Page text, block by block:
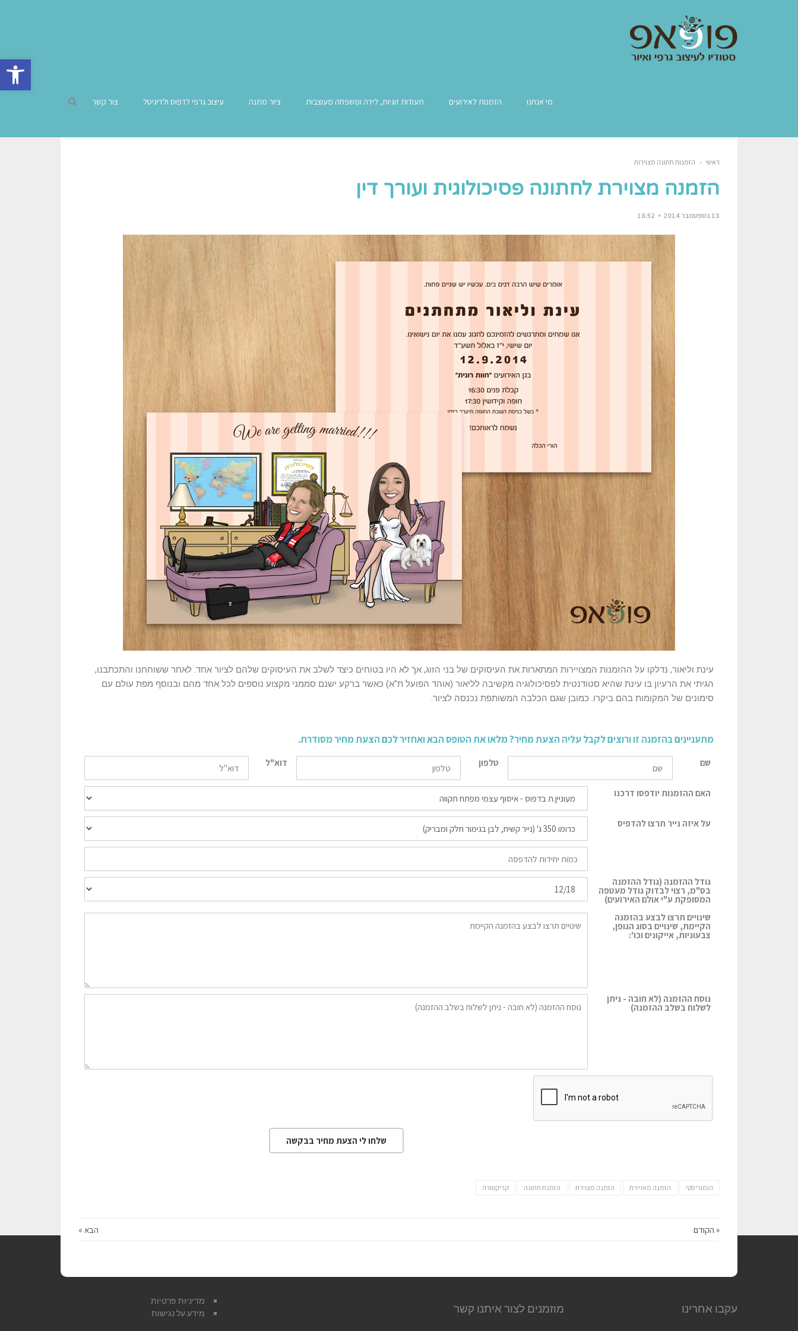
פתח
מי אנחנו הזמנות לאירועים תעודות זוגיות, לידה ומשפחה מעוצבות ציור מתנה עיצוב גרפי לדפוס ולדיגיטל צור קשר
ראשי ‹ הזמנות חתונה מצוירות
הזמנה מצוירת לחתונה פסיכולוגית ועורך דין
13 בספטמבר 2014 18:52
עינת וליאור, נדלקו על ההזמנות המצויירות המתארות את העיסוקים של בני הזוג, אך לא היו בטוחים כיצד לשלב את העיסוקים שלהם לציור אחד. לאחר ששוחחנו והתכתבנו,
הגיתי את הרעיון בו עינת שהיא סטודנטית לפסיכולוגיה מקשיבה לליאור (אוהד הפועל ת"א) כאשר ברקע ישנם סממני מקצוע נוספים לכל אחד מהם ובנוסף מפת עולם עם
סימונים של המקומות בהם ביקרו. כמובן שגם הכלבה המשותפת נכנסה לציור.
מתעניינים בהזמנה זו ורוצים לקבל עליה הצעת מחיר? מלאו את הטופס הבא ואחזיר לכם הצעת מחיר מסודרת.
שם טלפון דוא"ל
האם ההזמנות יודפסו דרכנו
על איזה נייר תרצו להדפיס
גודל ההזמנה (גודל ההזמנה
בס"מ, רצוי לבדוק גודל מעטפה
המסופקת ע"י אולם האירועים)
שינויים תרצו לבצע בהזמנה
הקיימת, שינויים בסוג הגופן,
צבעוניות, אייקונים וכו':
נוסח ההזמנה (לא חובה - ניתן
לשלוח בשלב ההזמנה)
שלחו לי הצעת מחיר בבקשה
הומוריסטי הזמנה מאויירת הזמנה מצוירת הזמנת חתונה קריקטורה
« הקודם הבא »
עקבו אחרינו מוזמנים לצור איתנו קשר
מדיניות פרטיות
מידע על נגישות